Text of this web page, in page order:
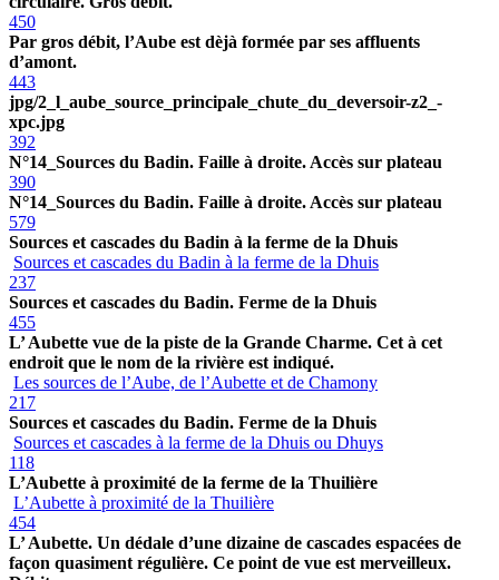
450
Par gros débit, l’Aube est dèjà formée par ses affluents
d’amont.
443
jpg/2_l_aube_source_principale_chute_du_deversoir-z2_-
xpc.jpg
392
N°14_Sources du Badin. Faille à droite. Accès sur plateau
390
N°14_Sources du Badin. Faille à droite. Accès sur plateau
579
Sources et cascades du Badin à la ferme de la Dhuis
Sources et cascades du Badin à la ferme de la Dhuis
237
Sources et cascades du Badin. Ferme de la Dhuis
455
L’ Aubette vue de la piste de la Grande Charme. Cet à cet
endroit que le nom de la rivière est indiqué.
Les sources de l’Aube, de l’Aubette et de Chamony
217
Sources et cascades du Badin. Ferme de la Dhuis
Sources et cascades à la ferme de la Dhuis ou Dhuys
118
L’Aubette à proximité de la ferme de la Thuilière
L’Aubette à proximité de la Thuilière
454
L’ Aubette. Un dédale d’une dizaine de cascades espacées de
façon quasiment régulière. Ce point de vue est merveilleux.